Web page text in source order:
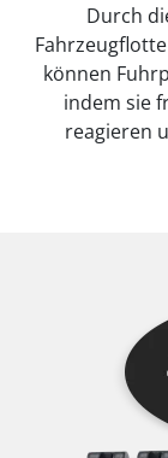
Durch
können
indem sie
reagieren